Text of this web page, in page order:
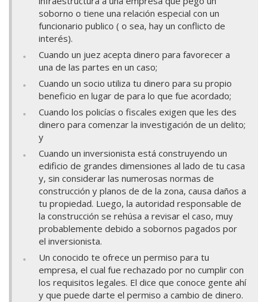
soborno o tiene una relación especial con un
funcionario publico ( o sea, hay un conflicto de
interés).
Cuando un juez acepta dinero para favorecer a
una de las partes en un caso;
Cuando un socio utiliza tu dinero para su propio
beneficio en lugar de para lo que fue acordado;
Cuando los policías o fiscales exigen que les des
dinero para comenzar la investigación de un delito;
y
Cuando un inversionista está construyendo un
edificio de grandes dimensiones al lado de tu casa
y, sin considerar las numerosas normas de
construcción y planos de de la zona, causa daños a
tu propiedad. Luego, la autoridad responsable de
la construcción se rehúsa a revisar el caso, muy
probablemente debido a sobornos pagados por
el inversionista.
Un conocido te ofrece un permiso para tu
empresa, el cual fue rechazado por no cumplir con
los requisitos legales. El dice que conoce gente ahí
y que puede darte el permiso a cambio de dinero.